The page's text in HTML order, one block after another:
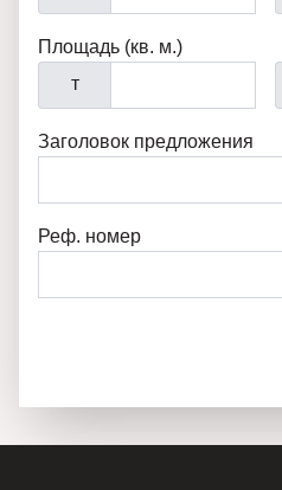
Площадь (кв. м.)
т
Заголовок предложения
Реф. номер